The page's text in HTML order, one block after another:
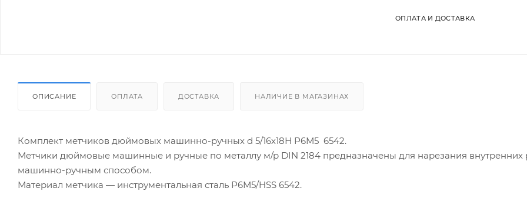
ОПЛАТА И ДОСТАВКА
ОПИСАНИЕ ОПЛАТА ДОСТАВКА НАЛИЧИЕ В МАГАЗИНАХ
Комплект метчиков дюймовых машинно-ручных d 5/16х18Н Р6М5 6542.
Метчики дюймовые машинные и ручные по металлу м/р DIN 2184 предназначены для нарезания внутренних
машинно-ручным способом.
Материал метчика — инструментальная сталь Р6М5/HSS 6542.